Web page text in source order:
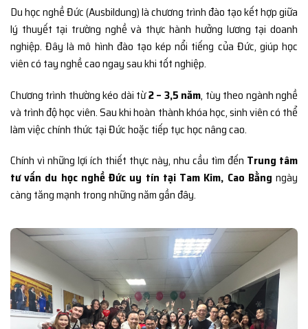
Du học nghề Đức (Ausbildung) là chương trình đào tạo kết hợp giữa
lý thuyết tại trường nghề và thực hành hưởng lương tại doanh
nghiệp. Đây là mô hình đào tạo kép nổi tiếng của Đức, giúp học
viên có tay nghề cao ngay sau khi tốt nghiệp.
Chương trình thường kéo dài từ2 – 3,5 năm, tùy theo ngành nghề
và trình độ học viên. Sau khi hoàn thành khóa học, sinh viên có thể
làm việc chính thức tại Đức hoặc tiếp tục học nâng cao.
Chính vì những lợi ích thiết thực này, nhu cầu tìm đến Trung tâm
tư vấn du học nghề Đức uy tín tại Tam Kim, Cao Bằng ngày
càng tăng mạnh trong những năm gần đây.